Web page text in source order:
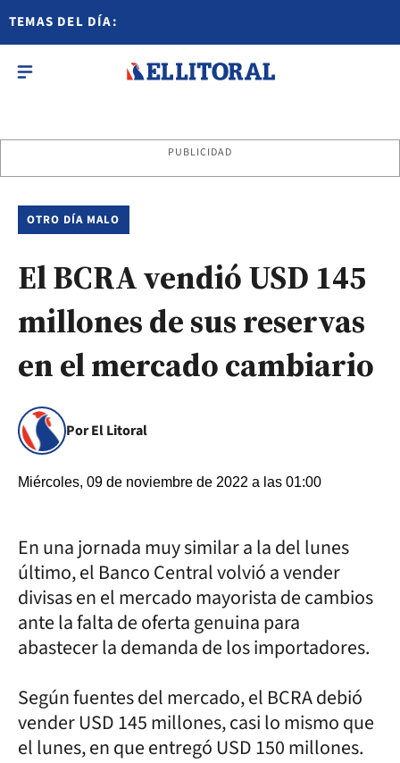
TEMAS DEL DÍA:
PUBLICIDAD
OTRO DÍA MALO
El BCRA vendió USD 145
millones de sus reservas
en el mercado cambiario
Por El Litoral
Miércoles, 09 de noviembre de 2022 a las 01:00
En una jornada muy similar a la del lunes
último, el Banco Central volvió a vender
divisas en el mercado mayorista de cambios
ante la falta de oferta genuina para
abastecer la demanda de los importadores.
Según fuentes del mercado, el BCRA debió
vender USD 145 millones, casi lo mismo que
el lunes, en que entregó USD 150 millones.